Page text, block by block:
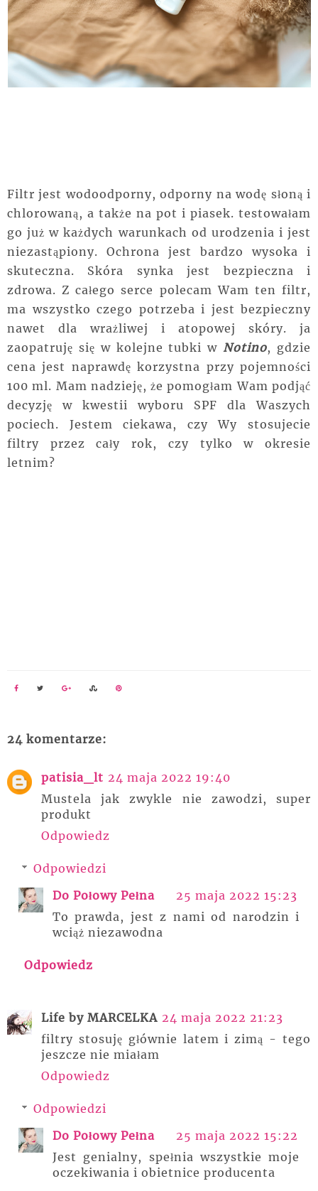
Filtr jest wodoodporny, odporny na wodę słoną i
chlorowaną, a także na pot i piasek. testowałam
go już w każdych warunkach od urodzenia i jest
niezastąpiony. Ochrona jest bardzo wysoka i
skuteczna. Skóra synka jest bezpieczna i
zdrowa. Z całego serce polecam Wam ten filtr,
ma wszystko czego potrzeba i jest bezpieczny
nawet dla wrażliwej i atopowej skóry. ja
zaopatruję się w kolejne tubki w Notino, gdzie
cena jest naprawdę korzystna przy pojemności
100 ml. Mam nadzieję, że pomogłam Wam podjąć
decyzję w kwestii wyboru SPF dla Waszych
pociech. Jestem ciekawa, czy Wy stosujecie
filtry przez cały rok, czy tylko w okresie
letnim?
24 komentarze:
patisia_lt 24 maja 2022 19:40
Mustela jak zwykle nie zawodzi, super
produkt
Odpowiedz
Odpowiedzi
Do Połowy Pełna
25 maja 2022 15:23
To prawda, jest z nami od narodzin i
wciąż niezawodna
Odpowiedz
Life by MARCELKA 24 maja 2022 21:23
filtry stosuję głównie latem i zimą - tego
jeszcze nie miałam
Odpowiedz
Odpowiedzi
Do Połowy Pełna
25 maja 2022 15:22
Jest genialny, spełnia wszystkie moje
oczekiwania i obietnice producenta